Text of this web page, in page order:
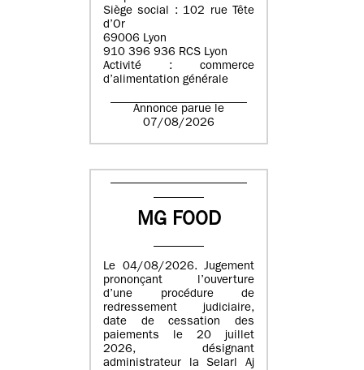
Siège social : 102 rue Tête
d’Or
69006 Lyon
910 396 936 RCS Lyon
Activité : commerce
d’alimentation générale
Annonce parue le
07/08/2026
MG FOOD
Le 04/08/2026. Jugement
prononçant l’ouverture
d’une procédure de
redressement judiciaire,
date de cessation des
paiements le 20 juillet
2026, désignant
administrateur la Selarl Aj